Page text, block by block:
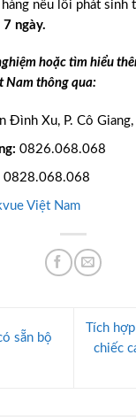
nếu lỗi phát sinh
7 ngày.
hoặc tìm hiểu
Nam thông qua:
Đình Xu, P. Cô
0826.068.068
0828.068.068
Việt Nam
sẵn bộ
Tích
chiếc